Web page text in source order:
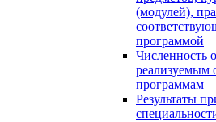
(модулей),
программой
Численность
реализуемым
программам
Результаты